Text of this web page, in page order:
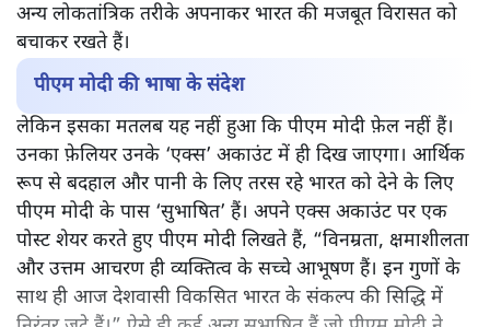
अन्य लोकतांत्रिक तरीके अपनाकर भारत की मजबूत विरासत को
बचाकर रखते हैं।
पीएम मोदी की भाषा के संदेश
लेकिन इसका मतलब यह नहीं हुआ कि पीएम मोदी फ़ेल नहीं हैं।
उनका फ़ेलियर उनके ‘एक्स’ अकाउंट में ही दिख जाएगा। आर्थिक
रूप से बदहाल और पानी के लिए तरस रहे भारत को देने के लिए
पीएम मोदी के पास ‘सुभाषित’ हैं। अपने एक्स अकाउंट पर एक
पोस्ट शेयर करते हुए पीएम मोदी लिखते हैं, “विनम्रता, क्षमाशीलता
और उत्तम आचरण ही व्यक्तित्व के सच्चे आभूषण हैं। इन गुणों के
साथ ही आज देशवासी विकसित भारत के संकल्प की सिद्धि में